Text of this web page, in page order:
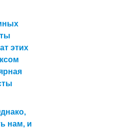
этих
нам, и